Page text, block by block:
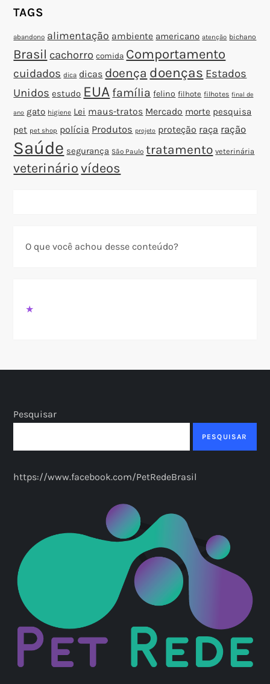
TAGS
abandono alimentação ambiente americano atenção bichano
Brasil cachorro comida Comportamento
cuidados dica dicas doença doenças Estados
Unidos estudo EUA família felino filhote filhotes final de
ano gato higiene Lei maus-tratos Mercado morte pesquisa
pet pet shop polícia Produtos projeto proteção raça ração
Saúde segurança São Paulo tratamento veterinária
veterinário vídeos
O que você achou desse conteúdo?
★
Pesquisar
PESQUISAR
https://www.facebook.com/PetRedeBrasil